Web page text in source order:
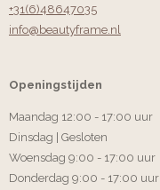
+31(6)48647035
info@beautyframe.nl
Openingstijden
Maandag 12:00 - 17:00 uur
Dinsdag | Gesloten
Woensdag 9:00 - 17:00 uur
Donderdag 9:00 - 17:00 uur